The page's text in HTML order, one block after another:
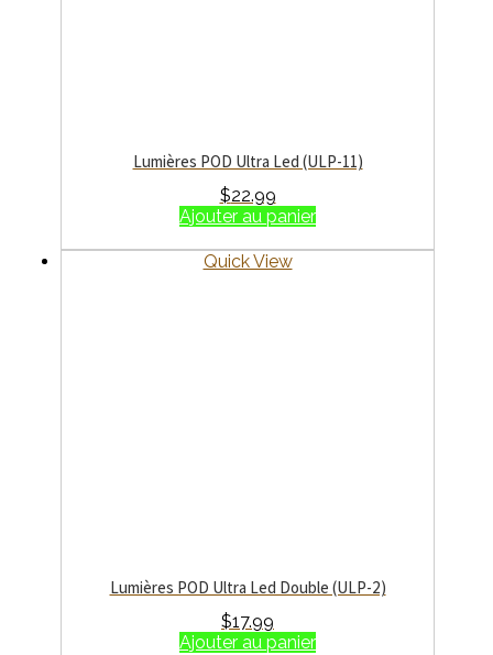
Lumières POD Ultra Led (ULP-11)
$22.99
Ajouter au panier
Quick View
Lumières POD Ultra Led Double (ULP-2)
$17.99
Ajouter au panier